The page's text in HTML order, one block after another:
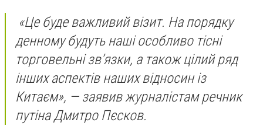
«Це буде важливий візит. На порядку
денному будуть наші особливо тісні
торговельні зв’язки, а також цілий ряд
інших аспектів наших відносин із
Китаєм», — заявив журналістам речник
путіна Дмитро Пєсков.